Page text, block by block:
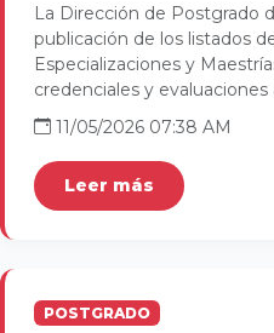
La Dirección de Postgrado
publicación de los listados
Especializaciones y
credenciales y evaluaciones
11/05/2026 07:38 AM
Leer más
POSTGRADO